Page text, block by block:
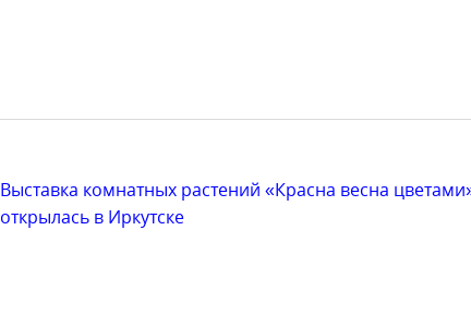
Выставка комнатных растений «Красна весна
открылась в Иркутске